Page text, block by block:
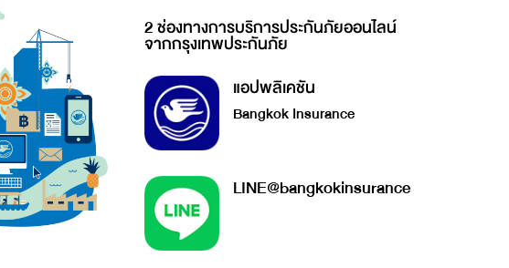
2 ช่องทางการบริการประกันภัยออนไลน์
จากกรุงเทพประกันภัย
แอปพลิเคชัน
Bangkok Insurance
LINE@bangkokinsurance